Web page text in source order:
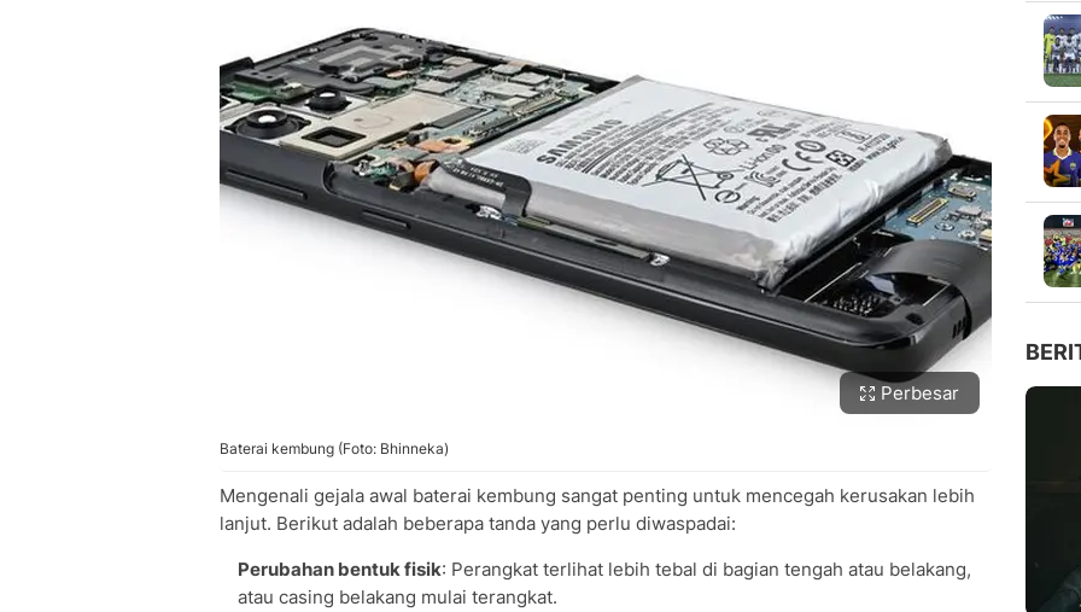
Perbesar
Baterai kembung (Foto: Bhinneka)
Mengenali gejala awal baterai kembung sangat penting untuk mencegah kerusakan lebih
lanjut. Berikut adalah beberapa tanda yang perlu diwaspadai:
Perubahan bentuk fisik: Perangkat terlihat lebih tebal di bagian tengah atau belakang,
atau casing belakang mulai terangkat.